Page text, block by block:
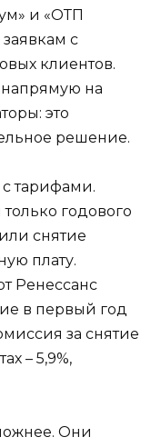
и «ОТП
с
клиентов.
напрямую на
это
решение.
тарифами.
годового
снятие
плату.
Ренессанс
в первый год
за снятие
– 5,9%,
Они